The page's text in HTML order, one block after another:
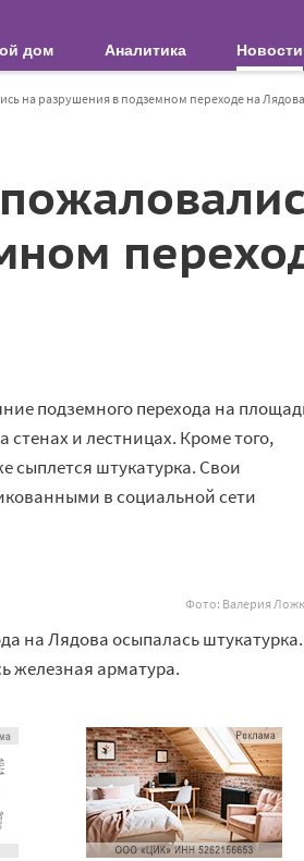
дом Аналитика Новости
на разрушения в подземном переходе на Лядова
подземного перехода на
и лестницах. Кроме того,
сыплется штукатурка. Свои
в социальной сети
Фото: Валерия
на Лядова осыпалась штукатурка.
железная арматура.